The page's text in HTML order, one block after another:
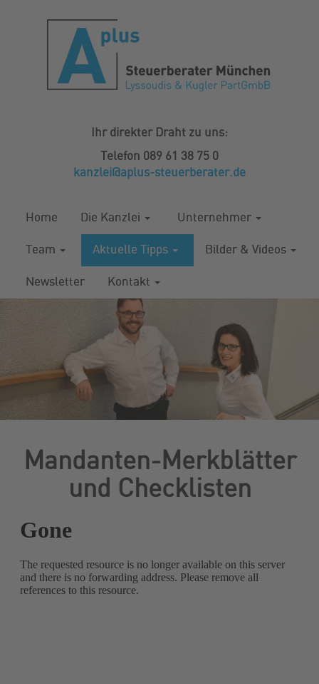
Ihr direkter Draht zu uns:
Telefon 089 61 38 75 0
kanzlei@aplus-steuerberater.de
Home Die Kanzlei Unternehmer
Team Aktuelle Tipps Bilder & Videos
Newsletter Kontakt
Mandanten-Merkblätter
und Checklisten